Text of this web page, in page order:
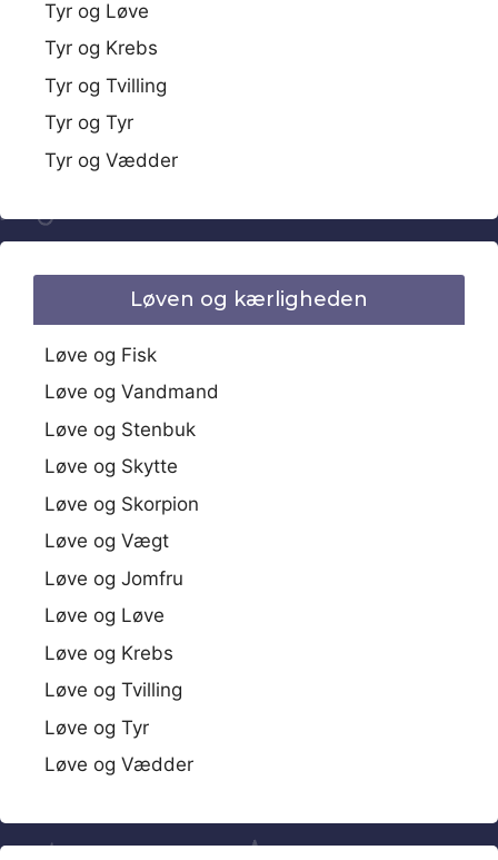
Tyr og Løve
Tyr og Krebs
Tyr og Tvilling
Tyr og Tyr
Tyr og Vædder
Løven og kærligheden
Løve og Fisk
Løve og Vandmand
Løve og Stenbuk
Løve og Skytte
Løve og Skorpion
Løve og Vægt
Løve og Jomfru
Løve og Løve
Løve og Krebs
Løve og Tvilling
Løve og Tyr
Løve og Vædder